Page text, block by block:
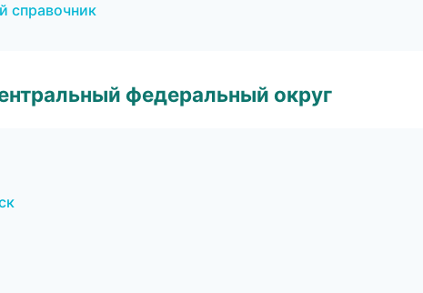
справочник
федеральный округ